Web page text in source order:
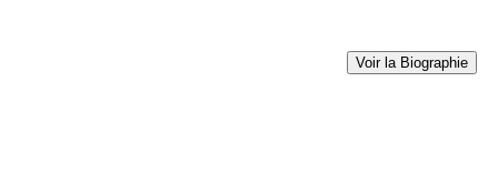
Voir la Biographie